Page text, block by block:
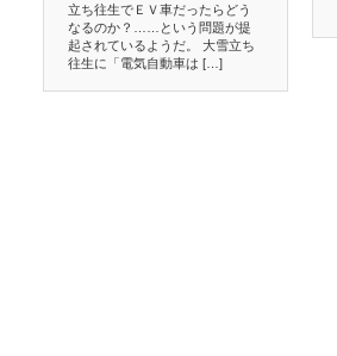
立ち往生でＥＶ車だったらどう
なるのか？……という問題が提
起されているようだ。 大雪立ち
往生に「電気自動車は […]